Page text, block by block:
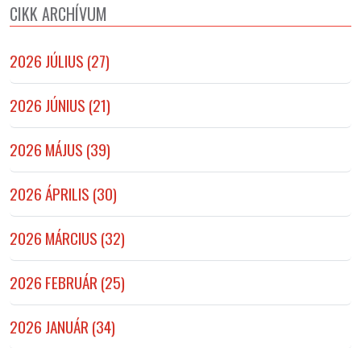
CIKK ARCHÍVUM
2026 JÚLIUS (27)
2026 JÚNIUS (21)
2026 MÁJUS (39)
2026 ÁPRILIS (30)
2026 MÁRCIUS (32)
2026 FEBRUÁR (25)
2026 JANUÁR (34)